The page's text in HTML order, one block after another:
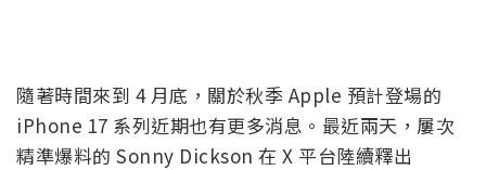
隨著時間來到 4 月底，關於秋季 Apple 預計登場的
iPhone 17 系列近期也有更多消息。最近兩天，屢次
精準爆料的 Sonny Dickson 在 X 平台陸續釋出